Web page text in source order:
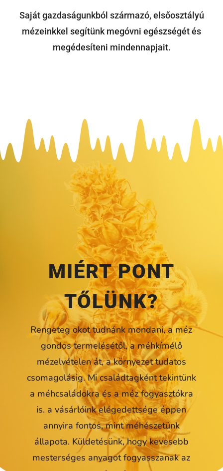
Saját gazdaságunkból származó, elsőosztályú
mézeinkkel segítünk megóvni egészségét és
megédesíteni mindennapjait.
MIÉRT PONT
TŐLÜNK?
Rengeteg okot tudnánk mondani, a méz
gondos termelésétől, a méhkímélő
mézelvételen át, a környezet tudatos
csomagolásig. Mi családtagként tekintünk
a méhcsaládokra és a méz fogyasztókra
is. a vásárlóink elégedettsége éppen
annyira fontos, mint méhészetünk
állapota. Küldetésünk, hogy kevesebb
mesterséges anyagot fogyasszanak az